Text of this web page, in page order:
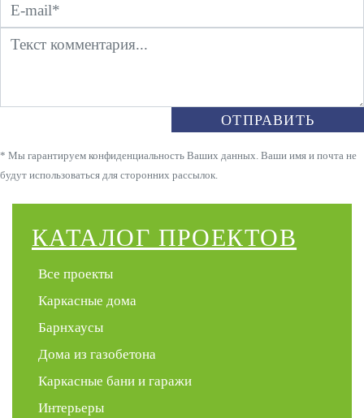
ОТПРАВИТЬ
* Мы гарантируем конфиденциальность Ваших данных. Ваши имя и почта не
будут использоваться для сторонних рассылок.
КАТАЛОГ ПРОЕКТОВ
Все проекты
Каркасные дома
Барнхаусы
Дома из газобетона
Каркасные бани и гаражи
Интерьеры